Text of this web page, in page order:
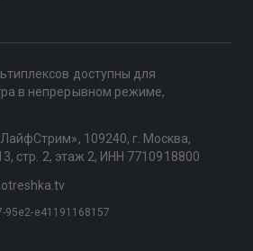
доступны для
в непрерывном режиме,
109240, г. Москва,
стр. 2, этаж 2, ИНН 7710918800
95e2-e41191168157